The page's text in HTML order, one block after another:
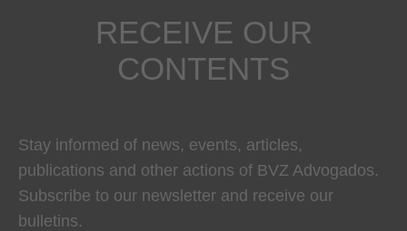
RECEIVE OUR
CONTENTS
Stay informed of news, events, articles,
publications and other actions of BVZ Advogados.
Subscribe to our newsletter and receive our
bulletins.